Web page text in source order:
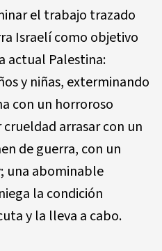
el trabajo trazado
Israelí como objetivo
actual Palestina:
y niñas, exterminando
con un horroroso
arrasar con un
de guerra, con un
una abominable
la condición
y la lleva a cabo.